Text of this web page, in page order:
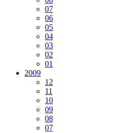
07
06
05
04
03
02
01
2009
12
11
10
09
08
07